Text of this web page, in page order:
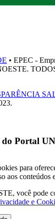
• EPEC -
Portal
para
aos conteúdos
você pode
e